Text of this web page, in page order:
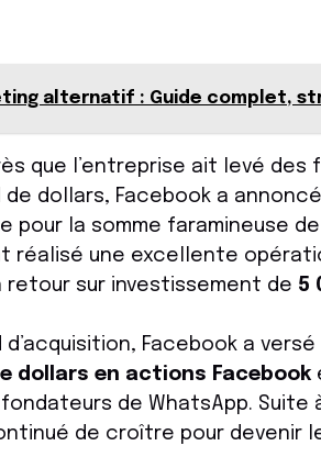
alternatif : Guide complet,
que l’entreprise ait levé
de dollars, Facebook a
pour la somme faramineuse de
réalisé une excellente
retour sur investissement de 5
Facebook a versé
dollars en actions Facebook
fondateurs de WhatsApp. Suite
de croître pour devenir